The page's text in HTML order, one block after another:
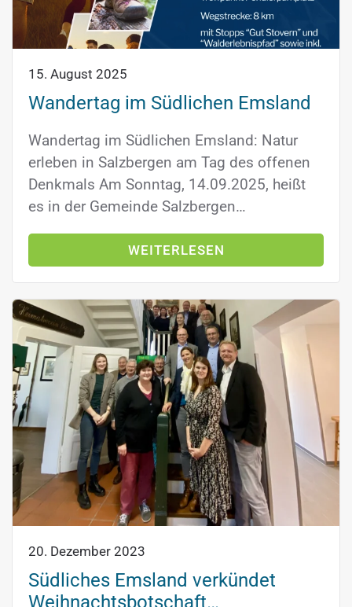
15. August 2025
Wandertag im Südlichen Emsland
Wandertag im Südlichen Emsland: Natur
erleben in Salzbergen am Tag des offenen
Denkmals Am Sonntag, 14.09.2025, heißt
es in der Gemeinde Salzbergen…
WEITERLESEN
20. Dezember 2023
Südliches Emsland verkündet
Weihnachtsbotschaft…